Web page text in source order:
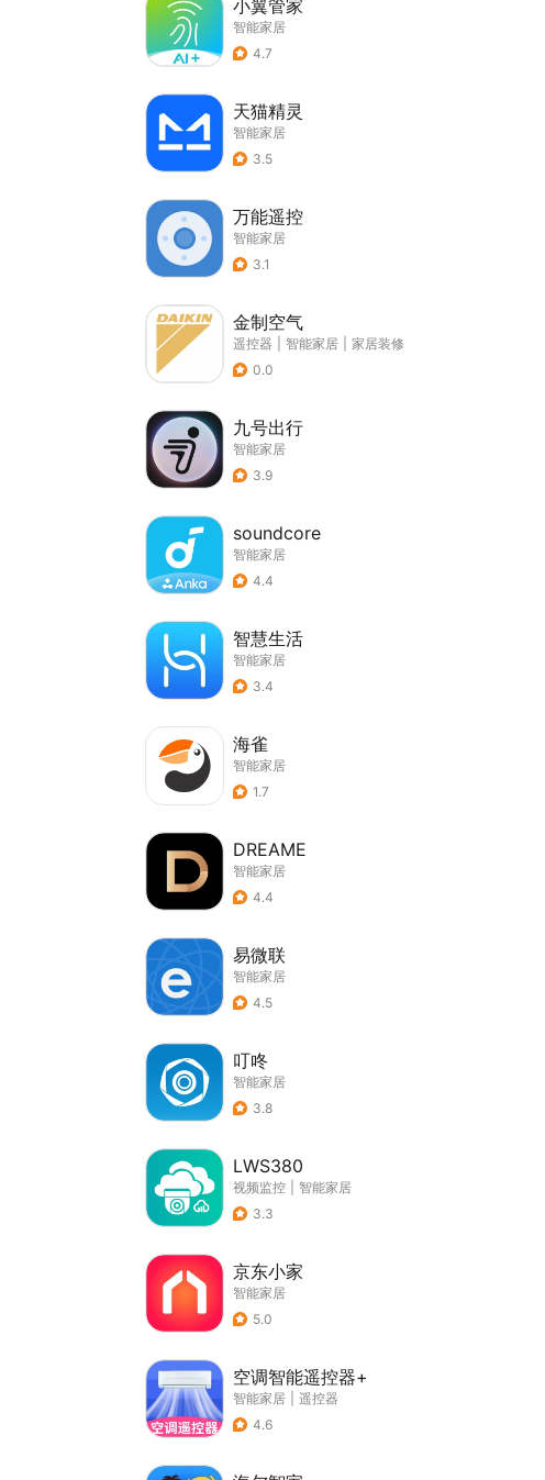
小翼管家
智能家居
4.7
天猫精灵
智能家居
3.5
万能遥控
智能家居
3.1
金制空气
遥控器 智能家居
家居装修
0.0
九号出行
智能家居
3.9
soundcore
智能家居
4.4
智慧生活
智能家居
3.4
海雀
智能家居
1.7
DREAME
智能家居
4.4
易微联
智能家居
4.5
叮咚
智能家居
3.8
LWS380
视频监控
智能家居
3.3
京东小家
智能家居
5.0
空调智能遥控器+
智能家居
遥控器
4.6